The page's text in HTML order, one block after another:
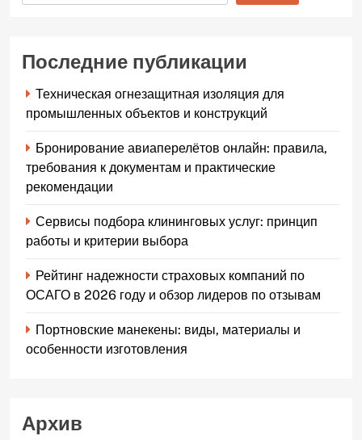
Последние публикации
Техническая огнезащитная изоляция для
промышленных объектов и конструкций
Бронирование авиаперелётов онлайн: правила,
требования к документам и практические
рекомендации
Сервисы подбора клининговых услуг: принцип
работы и критерии выбора
Рейтинг надежности страховых компаний по
ОСАГО в 2026 году и обзор лидеров по отзывам
Портновские манекены: виды, материалы и
особенности изготовления
Архив